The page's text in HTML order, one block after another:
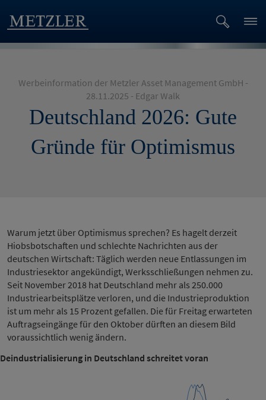
Werbeinformation der Metzler Asset Management GmbH -
28.11.2025 - Edgar Walk
Deutschland 2026: Gute
Gründe für Optimismus
Warum jetzt über Optimismus sprechen? Es hagelt derzeit
Hiobsbotschaften und schlechte Nachrichten aus der
deutschen Wirtschaft: Täglich werden neue Entlassungen im
Industriesektor angekündigt, Werksschließungen nehmen zu.
Seit November 2018 hat Deutschland mehr als 250.000
Industriearbeitsplätze verloren, und die Industrieproduktion
ist um mehr als 15 Prozent gefallen. Die für Freitag erwarteten
Auftragseingänge für den Oktober dürften an diesem Bild
voraussichtlich wenig ändern.
Deindustrialisierung in Deutschland schreitet voran